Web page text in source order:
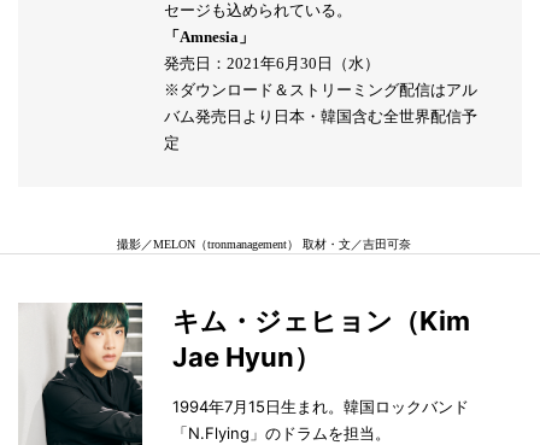
セージも込められている。
「Amnesia」
発売日：2021年6月30日（水）
※ダウンロード＆ストリーミング配信はアル
バム発売日より日本・韓国含む全世界配信予
定
撮影／MELON（tronmanagement） 取材・文／吉田可奈
キム・ジェヒョン（Kim
Jae Hyun）
1994年7月15日生まれ。韓国ロックバンド
「N.Flying」のドラムを担当。